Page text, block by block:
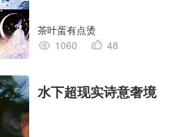
茶叶蛋有点烫
1060
48
水下超现实诗意奢境